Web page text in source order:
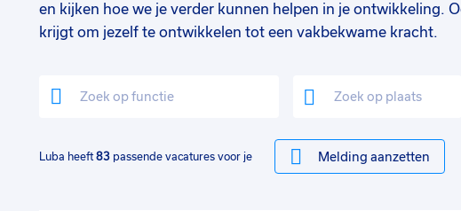
en kijken hoe we je verder kunnen helpen in je ontwikkeling.
krijgt om jezelf te ontwikkelen tot een vakbekwame kracht.
Luba heeft 83 passende vacatures voor je Melding aanzetten